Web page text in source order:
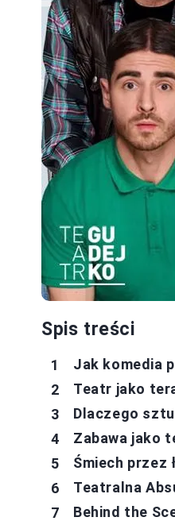
Spis treści
Jak komedia
Teatr jako
Dlaczego
Zabawa jako
Śmiech przez
Teatralna
Behind the